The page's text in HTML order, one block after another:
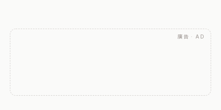
廣告 · AD